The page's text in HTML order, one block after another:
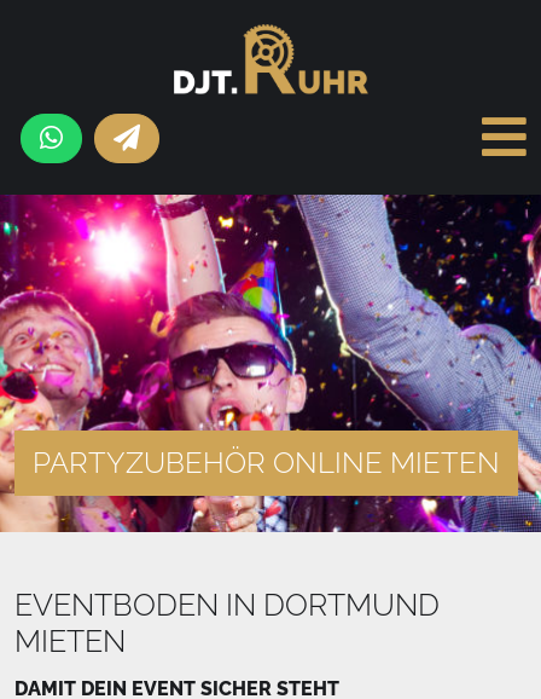
PARTYZUBEHÖR ONLINE MIETEN
EVENTBODEN IN DORTMUND
MIETEN
DAMIT DEIN EVENT SICHER STEHT